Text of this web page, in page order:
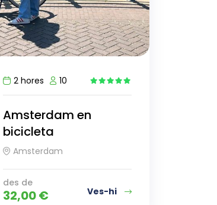
2 hores
10
5
Amsterdam en
bicicleta
Amsterdam
des de
32,00€ Ves-hi